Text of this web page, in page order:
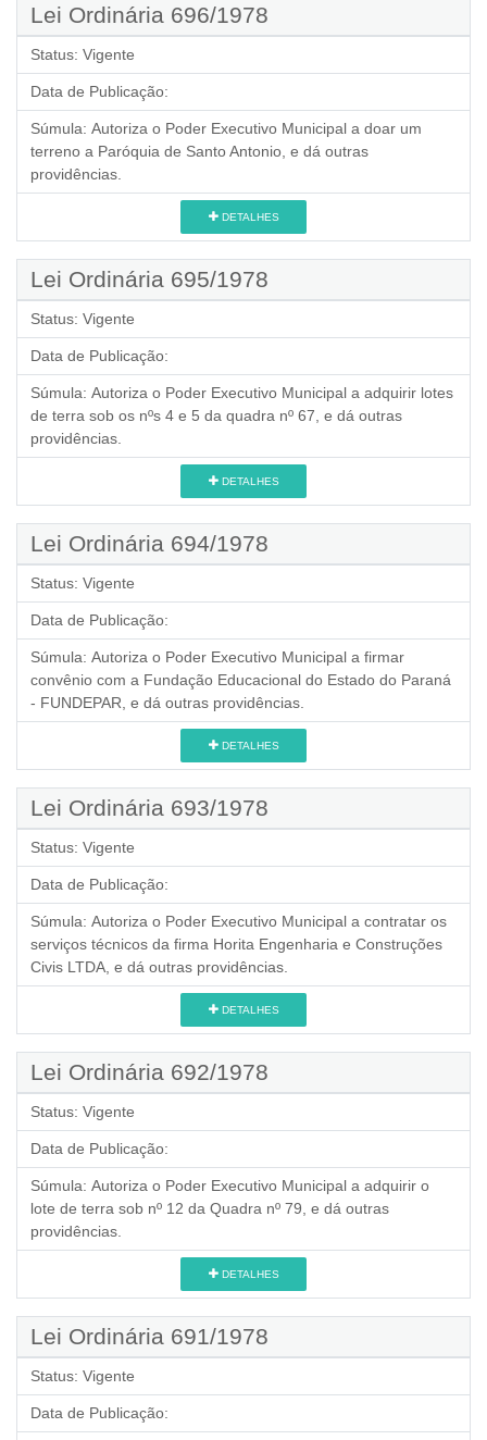
Lei Ordinária 696/1978
Status: Vigente
Data de Publicação:
Súmula: Autoriza o Poder Executivo Municipal a doar um
terreno a Paróquia de Santo Antonio, e dá outras
providências.
DETALHES
Lei Ordinária 695/1978
Status: Vigente
Data de Publicação:
Súmula: Autoriza o Poder Executivo Municipal a adquirir lotes
de terra sob os nºs 4 e 5 da quadra nº 67, e dá outras
providências.
DETALHES
Lei Ordinária 694/1978
Status: Vigente
Data de Publicação:
Súmula: Autoriza o Poder Executivo Municipal a firmar
convênio com a Fundação Educacional do Estado do Paraná
- FUNDEPAR, e dá outras providências.
DETALHES
Lei Ordinária 693/1978
Status: Vigente
Data de Publicação:
Súmula: Autoriza o Poder Executivo Municipal a contratar os
serviços técnicos da firma Horita Engenharia e Construções
Civis LTDA, e dá outras providências.
DETALHES
Lei Ordinária 692/1978
Status: Vigente
Data de Publicação:
Súmula: Autoriza o Poder Executivo Municipal a adquirir o
lote de terra sob nº 12 da Quadra nº 79, e dá outras
providências.
DETALHES
Lei Ordinária 691/1978
Status: Vigente
Data de Publicação: